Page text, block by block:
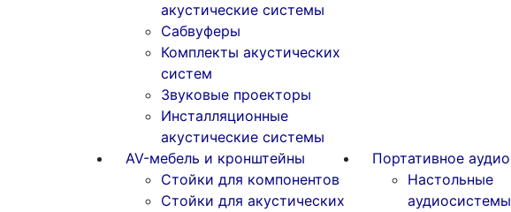
акустические системы
Сабвуферы
Комплекты акустических
систем
Звуковые проекторы
Инсталляционные
акустические системы
AV-мебель и кронштейны
Стойки для компонентов
Стойки для акустических
Портативное аудио
Настольные
аудиосистемы